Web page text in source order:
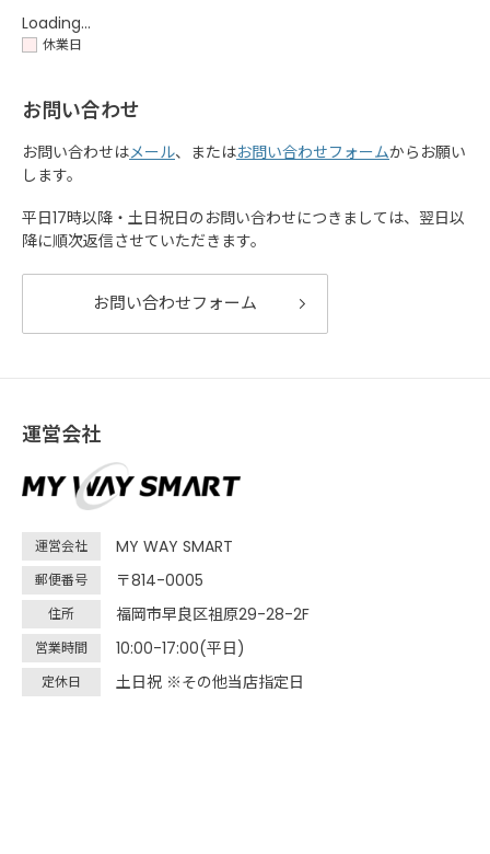
Loading...
休業日
お問い合わせ
お問い合わせはメール、またはお問い合わせフォームからお願い
します。
平日17時以降・土日祝日のお問い合わせにつきましては、翌日以
降に順次返信させていただきます。
お問い合わせフォーム
運営会社
運営会社 MY WAY SMART
郵便番号 〒814-0005
住所 福岡市早良区祖原29-28-2F
営業時間 10:00-17:00(平日)
定休日 土日祝 ※その他当店指定日